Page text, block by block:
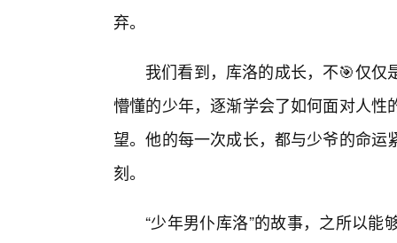
弃。
我们看到，库洛的成长，不🎯仅
懵懂的少年，逐渐学会了如何面对人
望。他的每一次成长，都与少爷的命
刻。
“少年男仆库洛”的故事，之所以